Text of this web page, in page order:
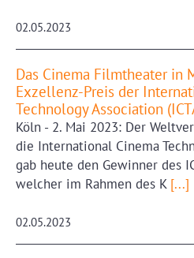
02.05.2023
Das Cinema Filmtheater in
Exzellenz-Preis der
Technology Association
Köln - 2. Mai 2023: Der
die International Cinema
gab heute den Gewinner des
welcher im Rahmen des K[...]
02.05.2023